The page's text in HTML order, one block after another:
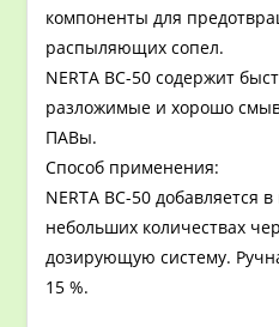
компоненты для
распыляющих сопел.
NERTA BC-50 содержит
разложимые и хорошо
ПАВы.
Способ применения:
NERTA BC-50 добавляется
небольших количествах
дозирующую систему.
15 %.